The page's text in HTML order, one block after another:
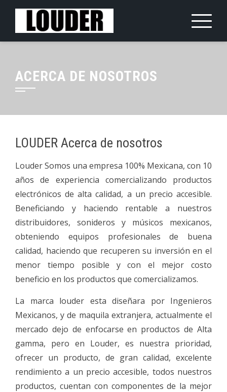
Saltar
contenido
ACERCA DE NOSOTROS
LOUDER Acerca de nosotros
Louder Somos una empresa 100% Mexicana, con 10
años de experiencia comercializando productos
electrónicos de alta calidad, a un precio accesible.
Beneficiando y haciendo rentable a nuestros
distribuidores, sonideros y músicos mexicanos,
obteniendo equipos profesionales de buena
calidad, haciendo que recuperen su inversión en el
menor tiempo posible y con el mejor costo
beneficio en los productos que comercializamos.
La marca louder esta diseñara por Ingenieros
Mexicanos, y de maquila extranjera, actualmente el
mercado dejo de enfocarse en productos de Alta
gamma, pero en Louder, es nuestra prioridad,
ofrecer un producto, de gran calidad, excelente
rendimiento a un precio accesible, todos nuestros
productos, cuentan con componentes de la mejor